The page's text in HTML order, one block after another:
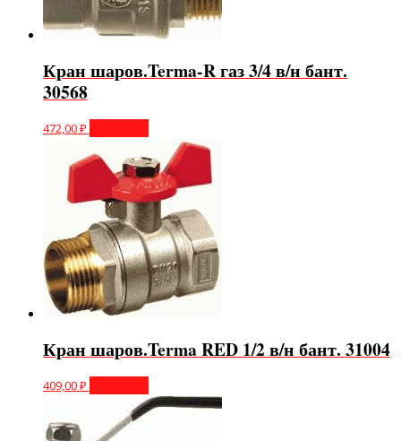
Кран шаров.Terma-R газ 3/4 в/н бант.
30568
472,00₽
Кран шаров.Terma RED 1/2 в/н бант. 31004
409,00₽